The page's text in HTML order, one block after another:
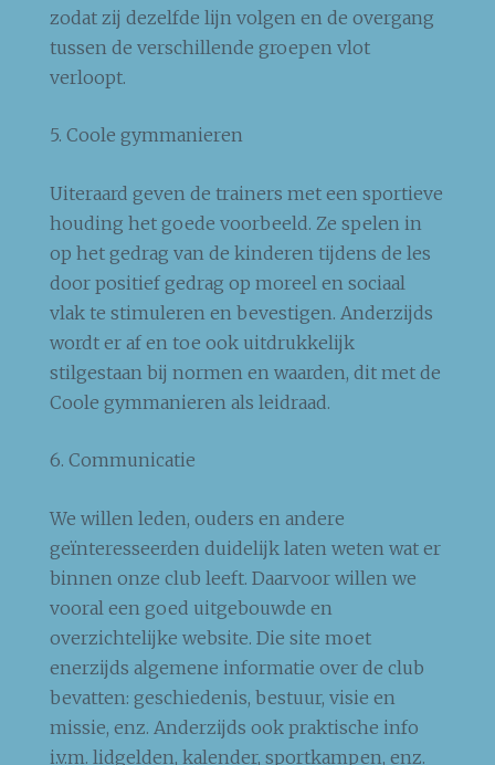
zodat zij dezelfde lijn volgen en de overgang
tussen de verschillende groepen vlot
verloopt.
5. Coole gymmanieren
Uiteraard geven de trainers met een sportieve
houding het goede voorbeeld. Ze spelen in
op het gedrag van de kinderen tijdens de les
door positief gedrag op moreel en sociaal
vlak te stimuleren en bevestigen. Anderzijds
wordt er af en toe ook uitdrukkelijk
stilgestaan bij normen en waarden, dit met de
Coole gymmanieren als leidraad.
6. Communicatie
We willen leden, ouders en andere
geïnteresseerden duidelijk laten weten wat er
binnen onze club leeft. Daarvoor willen we
vooral een goed uitgebouwde en
overzichtelijke website. Die site moet
enerzijds algemene informatie over de club
bevatten: geschiedenis, bestuur, visie en
missie, enz. Anderzijds ook praktische info
i.v.m. lidgelden, kalender, sportkampen, enz.